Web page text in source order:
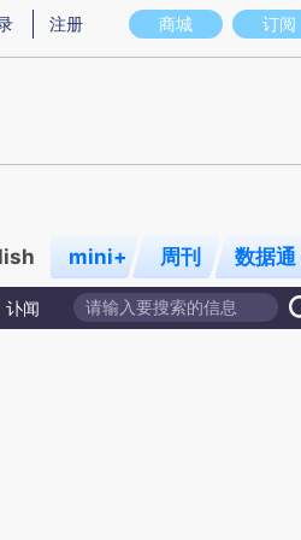
意图存在偏差。不代表财新观点和立场。
商城 订阅
注册
mini+ 周刊 数据通
讣闻